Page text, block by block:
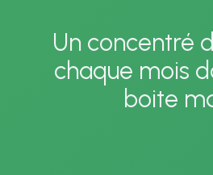
Un concentré
chaque mois
boite